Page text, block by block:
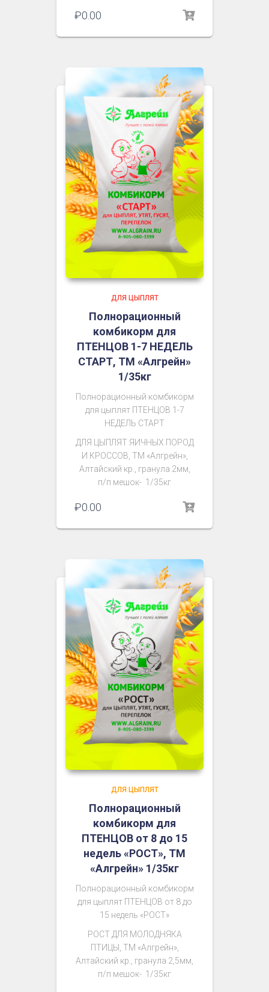
₽0.00
ДЛЯ ЦЫПЛЯТ
Полнорационный
комбикорм для
ПТЕНЦОВ 1-7 НЕДЕЛЬ
СТАРТ, ТМ «Алгрейн»
1/35кг
Полнорационный комбикорм
для цыплят ПТЕНЦОВ 1-7
НЕДЕЛЬ СТАРТ
ДЛЯ ЦЫПЛЯТ ЯИЧНЫХ ПОРОД
И КРОССОВ , ТМ «Алгрейн»,
Алтайский кр., гранула 2мм,
п/п мешок- 1/35кг
₽0.00
ДЛЯ ЦЫПЛЯТ
Полнорационный
комбикорм для
ПТЕНЦОВ от 8 до 15
недель «РОСТ», ТМ
«Алгрейн» 1/35кг
Полнорационный комбикорм
для цыплят ПТЕНЦОВ от 8 до
15 недель «РОСТ»
РОСТ ДЛЯ МОЛОДНЯКА
ПТИЦЫ , ТМ «Алгрейн»,
Алтайский кр., гранула 2,5мм,
п/п мешок- 1/35кг